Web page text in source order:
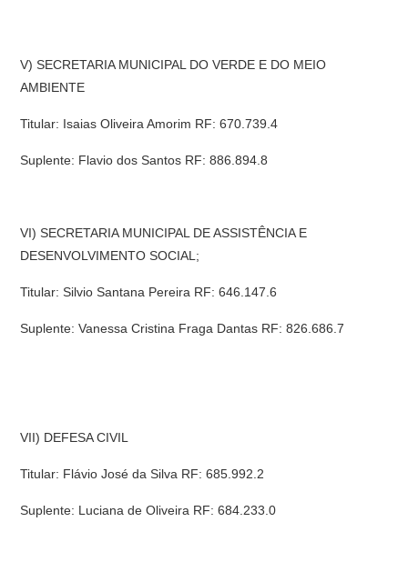
V) SECRETARIA MUNICIPAL DO VERDE E DO MEIO
AMBIENTE
Titular: Isaias Oliveira Amorim RF: 670.739.4
Suplente: Flavio dos Santos RF: 886.894.8
VI) SECRETARIA MUNICIPAL DE ASSISTÊNCIA E
DESENVOLVIMENTO SOCIAL;
Titular: Silvio Santana Pereira RF: 646.147.6
Suplente: Vanessa Cristina Fraga Dantas RF: 826.686.7
VII) DEFESA CIVIL
Titular: Flávio José da Silva RF: 685.992.2
Suplente: Luciana de Oliveira RF: 684.233.0